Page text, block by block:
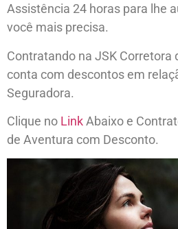
Assistência 24 horas para lhe
você mais precisa.
Contratando na JSK Corretora
conta com descontos em
Seguradora.
Clique no LinkAbaixo e
de Aventura com Desconto.